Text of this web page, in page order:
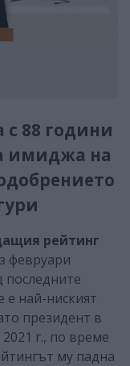
88 години
имиджа на
рейтинг
февруари
последните
е най-ниският
президент в
г., по време
му падна